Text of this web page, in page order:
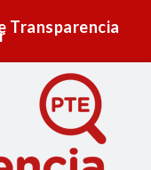
Transparencia